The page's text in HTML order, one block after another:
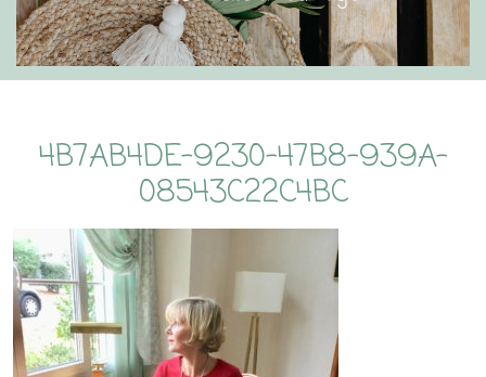
4B7AB4DE-9230-47B8-939A-
08543C22C4BC